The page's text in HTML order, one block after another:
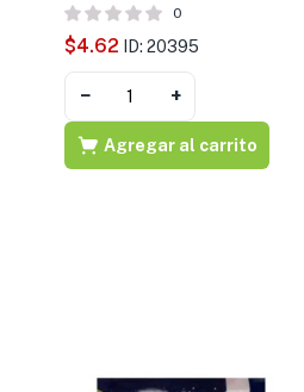
0
$4.62 ID: 20395
− +
Agregar al carrito